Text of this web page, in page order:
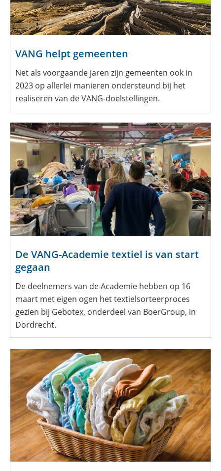
VANG helpt gemeenten
Net als voorgaande jaren zijn gemeenten ook in
2023 op allerlei manieren ondersteund bij het
realiseren van de VANG-doelstellingen.
De VANG-Academie textiel is van start
gegaan
De deelnemers van de Academie hebben op 16
maart met eigen ogen het textielsorteerproces
gezien bij Gebotex, onderdeel van BoerGroup, in
Dordrecht.